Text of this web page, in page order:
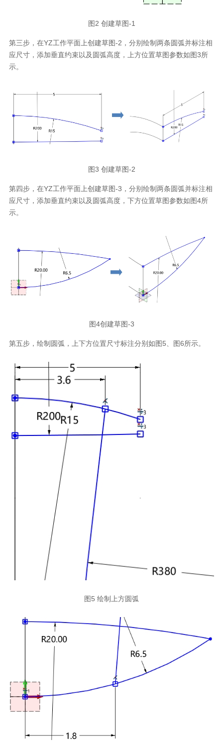
图2 创建草图-1
第三步，在YZ工作平面上创建草图-2，分别绘制两条圆弧并标注相
应尺寸，添加垂直约束以及圆弧高度，上方位置草图参数如图3所
示。
图3 创建草图-2
第四步，在YZ工作平面上创建草图-3，分别绘制两条圆弧并标注相
应尺寸，添加垂直约束以及圆弧高度，下方位置草图参数如图4所
示。
图4创建草图-3
第五步，绘制圆弧，上下方位置尺寸标注分别如图5、图6所示。
图5 绘制上方圆弧